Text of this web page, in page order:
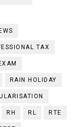
TAX
RAIN HOLIDAY
RH RL RTE